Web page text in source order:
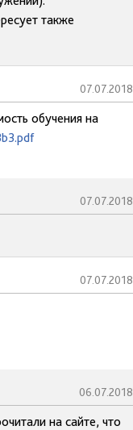
также
07.07.2018
обучения на
07.07.2018
07.07.2018
06.07.2018
на сайте, что